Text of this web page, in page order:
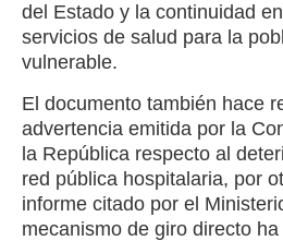
del Estado y la continuidad
servicios de salud para la
vulnerable.
El documento también hace
advertencia emitida por la
la República respecto al
red pública hospitalaria, por
informe citado por el
mecanismo de giro directo